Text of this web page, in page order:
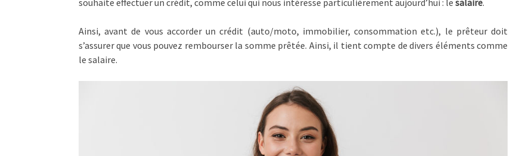
souhaite effectuer un crédit, comme celui qui nous intéresse particulièrement aujourd’hui : le salaire.
Ainsi, avant de vous accorder un crédit (auto/moto, immobilier, consommation etc.), le prêteur doit
s’assurer que vous pouvez rembourser la somme prêtée. Ainsi, il tient compte de divers éléments comme
le salaire.